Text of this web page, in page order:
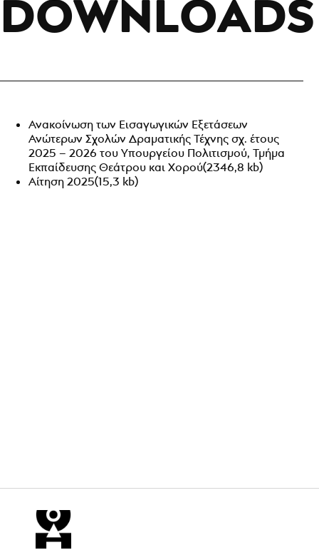
DOWNLOADS
Ανακοίνωση των Εισαγωγικών Εξετάσεων
Ανώτερων Σχολών Δραματικής Τέχνης σχ. έτους
2025 – 2026 του Υπουργείου Πολιτισμού, Τμήμα
Εκπαίδευσης Θεάτρου και Χορού(2346,8 kb)
Αίτηση 2025(15,3 kb)